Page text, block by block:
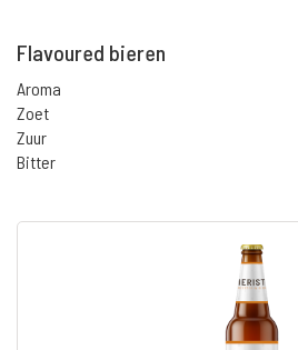
Flavoured bieren
Aroma
Zoet
Zuur
Bitter